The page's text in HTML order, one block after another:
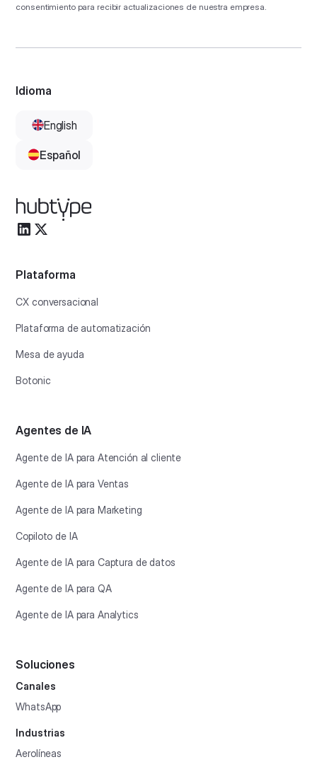
consentimiento para recibir actualizaciones de nuestra empresa.
Plataforma
CX conversacional
Plataforma de automatización
Mesa de ayuda
Botonic
Agentes de IA
Agente de IA para Atención al cliente
Agente de IA para Ventas
Agente de IA para Marketing
Copiloto de IA
Agente de IA para Captura de datos
Agente de IA para QA
Agente de IA para Analytics
Soluciones
Canales
WhatsApp
Industrias
Aerolíneas
Idioma
English
Español